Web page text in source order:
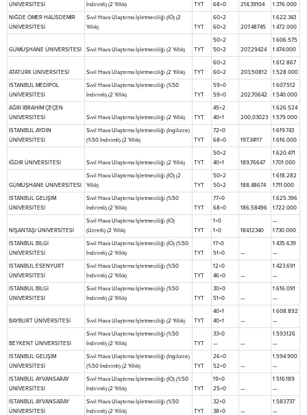
ÜNİVERSİTESİ
İndirimli) (2 Yıllık)
TYT
68+0
214,39104
1.376.000
NİĞDE ÖMER HALİSDEMİR
ÜNİVERSİTESİ
Sivil Hava Ulaştırma İşletmeciliği (İÖ) (2
Yıllık)
TYT
60+2
60+2
207,48745
1.622.343
1.472.000
GÜMÜŞHANE ÜNİVERSİTESİ Sivil Hava Ulaştırma İşletmeciliği (2 Yıllık) TYT
50+2
50+2
207,29424
1.606.575
1.474.000
ATATÜRK ÜNİVERSİTESİ Sivil Hava Ulaştırma İşletmeciliği (2 Yıllık) TYT
60+2
60+2
203,50812
1.612.867
1.528.000
İSTANBUL MEDİPOL
ÜNİVERSİTESİ
Sivil Hava Ulaştırma İşletmeciliği (%50
İndirimli) (2 Yıllık)
TYT
59+0
59+0
202,70642
1.607.512
1.540.000
AĞRI İBRAHİM ÇEÇEN
ÜNİVERSİTESİ
Sivil Hava Ulaştırma İşletmeciliği (2 Yıllık) TYT
45+2
40+1
200,03023
1.626.524
1.579.000
İSTANBUL AYDIN
ÜNİVERSİTESİ
Sivil Hava Ulaştırma İşletmeciliği (İngilizce)
(%50 İndirimli) (2 Yıllık)
TYT
72+0
68+0
197,34117
1.619.743
1.616.000
IĞDIR ÜNİVERSİTESİ Sivil Hava Ulaştırma İşletmeciliği (2 Yıllık) TYT
50+2
40+1
189,76647
1.620.471
1.701.000
GÜMÜŞHANE ÜNİVERSİTESİ
Sivil Hava Ulaştırma İşletmeciliği (İÖ) (2
Yıllık)
TYT
50+2
50+2
188,48674
1.618.282
1.711.000
İSTANBUL GELİŞİM
ÜNİVERSİTESİ
Sivil Hava Ulaştırma İşletmeciliği (%50
İndirimli) (2 Yıllık)
TYT
77+0
68+0
186,58496
1.625.396
1.722.000
NİŞANTAŞI ÜNİVERSİTESİ
Sivil Hava Ulaştırma İşletmeciliği (İÖ)
(Ücretli) (2 Yıllık)
TYT
1+0
1+0
184,12340
—
1.730.000
İSTANBUL BİLGİ
ÜNİVERSİTESİ
Sivil Hava Ulaştırma İşletmeciliği (İÖ) (%50
İndirimli) (2 Yıllık)
TYT
17+0
51+0
—
1.435.639
—
İSTANBUL ESENYURT
ÜNİVERSİTESİ
Sivil Hava Ulaştırma İşletmeciliği (%50
İndirimli) (2 Yıllık)
TYT
12+0
46+0
—
1.423.691
—
İSTANBUL BİLGİ
ÜNİVERSİTESİ
Sivil Hava Ulaştırma İşletmeciliği (%50
İndirimli) (2 Yıllık)
TYT
30+0
51+0
—
1.616.091
—
BAYBURT ÜNİVERSİTESİ Sivil Hava Ulaştırma İşletmeciliği (2 Yıllık) TYT
40+1
40+1
—
1.608.892
—
BEYKENT ÜNİVERSİTESİ
Sivil Hava Ulaştırma İşletmeciliği (%50
İndirimli) (2 Yıllık)
TYT
33+0
—
—
1.593.126
—
İSTANBUL GELİŞİM
ÜNİVERSİTESİ
Sivil Hava Ulaştırma İşletmeciliği (İngilizce)
(%50 İndirimli) (2 Yıllık)
TYT
26+0
52+0
—
1.594.900
—
İSTANBUL AYVANSARAY
ÜNİVERSİTESİ
Sivil Hava Ulaştırma İşletmeciliği (İÖ) (%50
İndirimli) (2 Yıllık)
TYT
19+0
25+0
—
1.516.189
—
İSTANBUL AYVANSARAY
ÜNİVERSİTESİ
Sivil Hava Ulaştırma İşletmeciliği (%50
İndirimli) (2 Yıllık)
TYT
32+0
38+0
—
1.583.737
—